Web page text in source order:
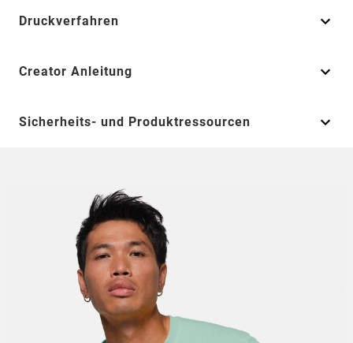
Druckverfahren
Creator Anleitung
Sicherheits- und Produktressourcen